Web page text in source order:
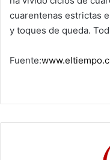
cuarentenas estrictas
y toques de queda.
Fuente: